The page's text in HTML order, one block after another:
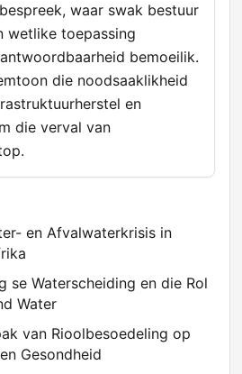
waar swak bestuur
wetlike toepassing
bemoeilik.
die noodsaaklikheid
en
die verval van
en Afvalwaterkrisis in
se Waterscheiding en die Rol
Water
van Rioolbesoedeling op
Gesondheid